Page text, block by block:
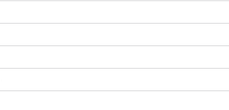
We need your consent to load the